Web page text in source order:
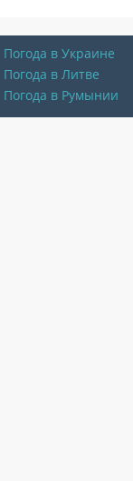
Погода в Украине
Погода в Литве
Погода в Румынии